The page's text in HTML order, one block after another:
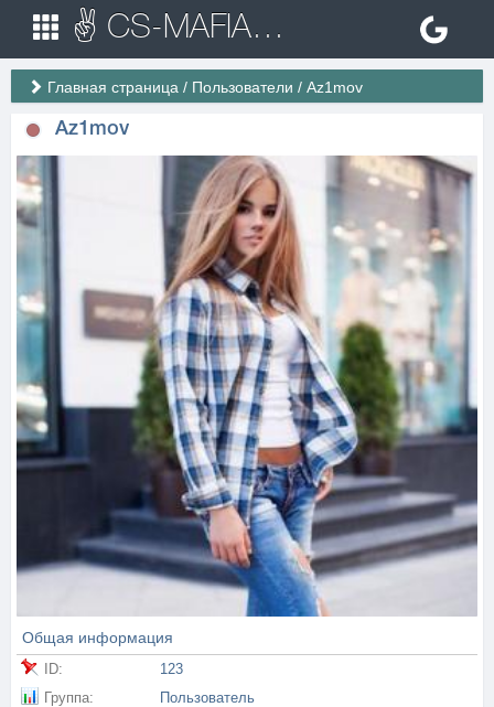
✌ CS-MAFIA.RU ✌ Игровые сервера Counter Strike 1.6
Главная страница / Пользователи / Az1mov
Az1mov
Общая информация
ID:
123
Группа:
Пользователь